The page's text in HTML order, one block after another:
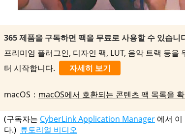
365 제품을 구독하면 팩을 무료로 사용할 수 있습니
프리미엄 플러그인, 디자인 팩, LUT, 음악 트랙 등을
터 시작합니다.
자세히 보기
macOS： macOS에서 호환되는 콘텐츠 팩 목록을
(구독자는 CyberLink Application Manager 에서
다.) 튜토리얼 비디오